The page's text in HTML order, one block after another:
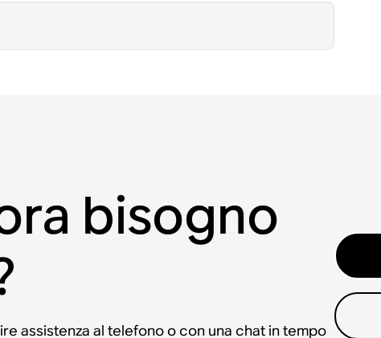
bisogno
assistenza al telefono o con una chat in tempo